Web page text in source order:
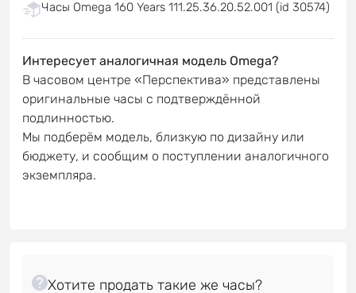
Часы Omega 160 Years 111.25.36.20.52.001 (id 30574)
Интересует аналогичная модель Omega?
В часовом центре «Перспектива» представлены
оригинальные часы с подтверждённой
подлинностью.
Мы подберём модель, близкую по дизайну или
бюджету, и сообщим о поступлении аналогичного
экземпляра.